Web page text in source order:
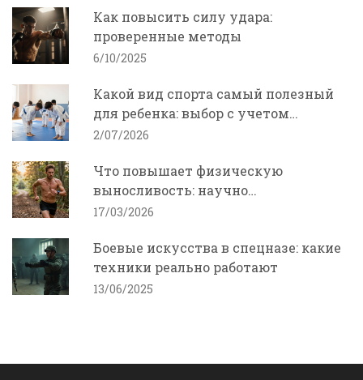
Как повысить силу удара:
проверенные методы
6/10/2025
Какой вид спорта самый полезный
для ребенка: выбор с учетом
дисциплины и здоровья
2/07/2026
Что повышает физическую
выносливость: научно
подтвержденные способы
17/03/2026
Боевые искусства в спецназе: какие
техники реально работают
13/06/2025